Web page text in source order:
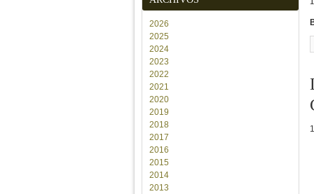
2026
2025
2024
2023
2022
2021
2020
2019
2018
2017
2016
2015
2014
2013